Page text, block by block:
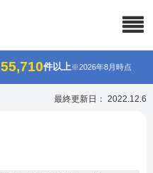
55,710件以上※2026年8月時点
最終更新日： 2022.12.6